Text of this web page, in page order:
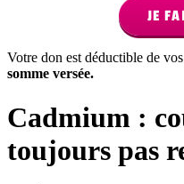
JE
Votre don est déductible de
somme versée.
Cadmium :
toujours pas